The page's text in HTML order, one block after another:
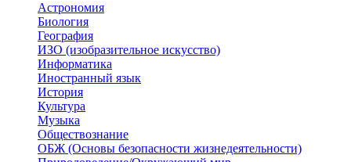
Астрономия
Биология
География
ИЗО (изобразительное искусство)
Информатика
Иностранный язык
История
Культура
Музыка
Обществознание
ОБЖ (Основы безопасности жизнедеятельности)